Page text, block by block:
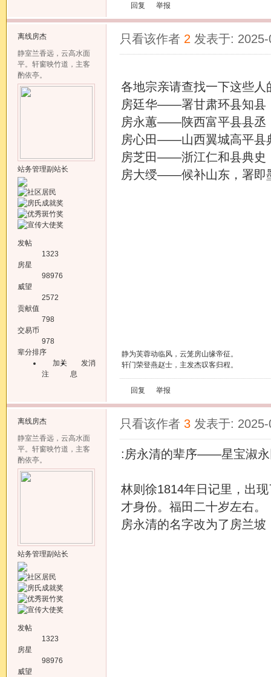
回复 举报
离线房杰
静室兰香远，云高水面
平。轩窗映竹道，主客
酌依亭。
站务管理副站长
发帖
1323
房星
98976
威望
2572
贡献值
798
交易币
978
辈分排序
加关
注
发消
息
只看该作者 2 发表于:
各地宗亲请查找一下这些
房廷华——署甘肃环县知县
房永蕙——陕西富平县县丞
房心田——山西翼城高平县
房芝田——浙江仁和县典史
房大绶——候补山东，署即
静为芙蓉动临风，云笼房山缘帝征。
轩门荣登燕赵士，主发杰叹客归程。
回复 举报
离线房杰
静室兰香远，云高水面
平。轩窗映竹道，主客
酌依亭。
站务管理副站长
发帖
1323
房星
98976
威望
只看该作者 3 发表于:
:房永清的辈序——星宝淑永
林则徐1814年日记里，出
才身份。福田二十岁左右。
房永清的名字改为了房兰坡